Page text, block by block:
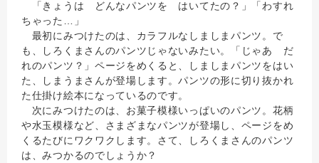
「きょうは どんなパンツを はいてたの？」「わすれ
ちゃった…」
最初にみつけたのは、カラフルなしましまパンツ。で
も、しろくまさんのパンツじゃないみたい。「じゃあ だ
れのパンツ？」ページをめくると、しましまパンツをはい
た、しまうまさんが登場します。パンツの形に切り抜かれ
た仕掛け絵本になっているのです。
次にみつけたのは、お菓子模様いっぱいのパンツ。花柄
や水玉模様など、さまざまなパンツが登場し、ページをめ
くるたびにワクワクします。さて、しろくまさんのパンツ
は、みつかるのでしょうか？